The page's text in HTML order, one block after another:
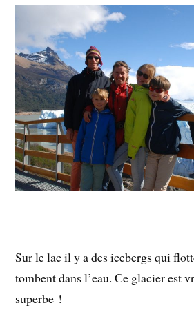
Sur le lac il y a des icebergs qui
tombent dans l’eau. Ce glacier est
superbe !